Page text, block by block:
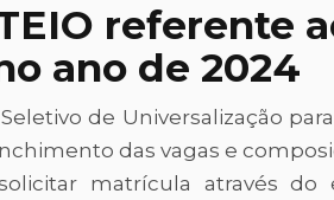
referente
ano de 2024
de Universalização
das vagas e
matrícula através do